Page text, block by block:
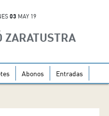
03 MAY 19
ZARATUSTRA
Abonos Entradas